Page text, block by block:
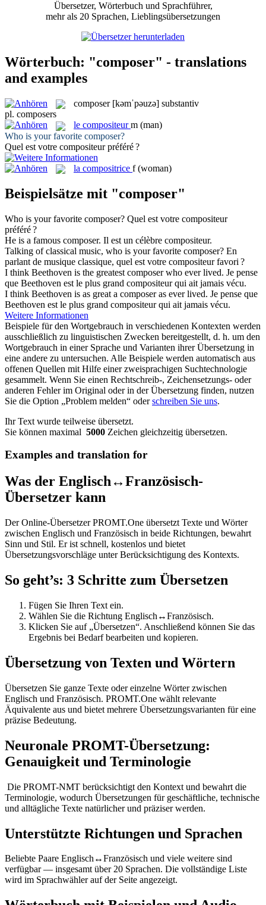
Übersetzer, Wörterbuch und Sprachführer,
mehr als 20 Sprachen, Lieblingsübersetzungen
Wörterbuch: "composer" - translations
and examples
composer [kəmˈpəuzə] substantiv
pl. composers
le compositeur m (man)
Who is your favorite composer?
Quel est votre compositeurpréféré ?
la compositrice f (woman)
Beispielsätze mit "composer"
Who is your favorite composer? Quel est votre compositeur
préféré ?
He is a famous composer. Il est un célèbre compositeur.
Talking of classical music, who is your favorite composer? En
parlant de musique classique, quel est votre compositeurfavori ?
I think Beethoven is the greatest composerwho ever lived. Je pense
que Beethoven est le plus grand compositeurqui ait jamais vécu.
I think Beethoven is as great a composeras ever lived. Je pense que
Beethoven est le plus grand compositeurqui ait jamais vécu.
Weitere Informationen
Beispiele für den Wortgebrauch in verschiedenen Kontexten werden
ausschließlich zu linguistischen Zwecken bereitgestellt, d. h. um den
Wortgebrauch in einer Sprache und Varianten ihrer Übersetzung in
eine andere zu untersuchen. Alle Beispiele werden automatisch aus
offenen Quellen mit Hilfe einer zweisprachigen Suchtechnologie
gesammelt. Wenn Sie einen Rechtschreib-, Zeichensetzungs- oder
anderen Fehler im Original oder in der Übersetzung finden, nutzen
Sie die Option „Problem melden“ oderschreiben Sie uns.
Ihr Text wurde teilweise übersetzt.
Sie können maximal 5000 Zeichen gleichzeitig übersetzen.
Examples and translation for
Was der Englisch↔Französisch-
Übersetzer kann
Der Online-Übersetzer PROMT.One übersetzt Texte und Wörter
zwischen Englisch und Französisch in beide Richtungen, bewahrt
Sinn und Stil. Er ist schnell, kostenlos und bietet
Übersetzungsvorschläge unter Berücksichtigung des Kontexts.
So geht’s: 3 Schritte zum Übersetzen
Fügen Sie Ihren Text ein.
Wählen Sie die Richtung Englisch↔Französisch.
Klicken Sie auf „Übersetzen“. Anschließend können Sie das
Ergebnis bei Bedarf bearbeiten und kopieren.
Übersetzung von Texten und Wörtern
Übersetzen Sie ganze Texte oder einzelne Wörter zwischen
Englisch und Französisch. PROMT.One wählt relevante
Äquivalente aus und bietet mehrere Übersetzungsvarianten für eine
präzise Bedeutung.
Neuronale PROMT-Übersetzung:
Genauigkeit und Terminologie
Die PROMT-NMT berücksichtigt den Kontext und bewahrt die
Terminologie, wodurch Übersetzungen für geschäftliche, technische
und alltägliche Texte natürlicher und präziser werden.
Unterstützte Richtungen und Sprachen
Beliebte Paare Englisch↔Französisch und viele weitere sind
verfügbar — insgesamt über 20 Sprachen. Die vollständige Liste
wird im Sprachwähler auf der Seite angezeigt.